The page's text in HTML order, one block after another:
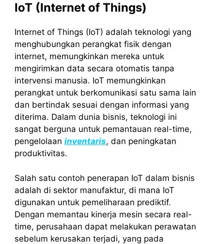
IoT (Internet of Things)
Internet of Things (IoT) adalah teknologi yang
menghubungkan perangkat fisik dengan
internet, memungkinkan mereka untuk
mengirimkan data secara otomatis tanpa
intervensi manusia. IoT memungkinkan
perangkat untuk berkomunikasi satu sama lain
dan bertindak sesuai dengan informasi yang
diterima. Dalam dunia bisnis, teknologi ini
sangat berguna untuk pemantauan real-time,
pengelolaan inventaris, dan peningkatan
produktivitas.
Salah satu contoh penerapan IoT dalam bisnis
adalah di sektor manufaktur, di mana IoT
digunakan untuk pemeliharaan prediktif.
Dengan memantau kinerja mesin secara real-
time, perusahaan dapat melakukan perawatan
sebelum kerusakan terjadi, yang pada